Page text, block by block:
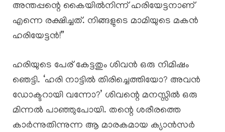
അന്തപ്പന്റെ കൈയിൽനിന്ന് ഹരിയേട്ടനാണ്
എന്നെ രക്ഷിച്ചത്. നിങ്ങളുടെ മാമിയുടെ മകൻ
ഹരിയേട്ടൻ!”
ഹരിയുടെ പേര് കേട്ടതും ശിവൻ ഒരു നിമിഷം
ഞെട്ടി. ‘ഹരി നാട്ടിൽ തിരിച്ചെത്തിയോ? അവൻ
ഡോക്ടറായി വന്നോ?’ ശിവന്റെ മനസ്സിൽ ഒരു
മിന്നൽ പാഞ്ഞുപോയി. തന്റെ ശരീരത്തെ
കാർന്നുതിന്നുന്ന ആ മാരകമായ ക്യാൻസർ